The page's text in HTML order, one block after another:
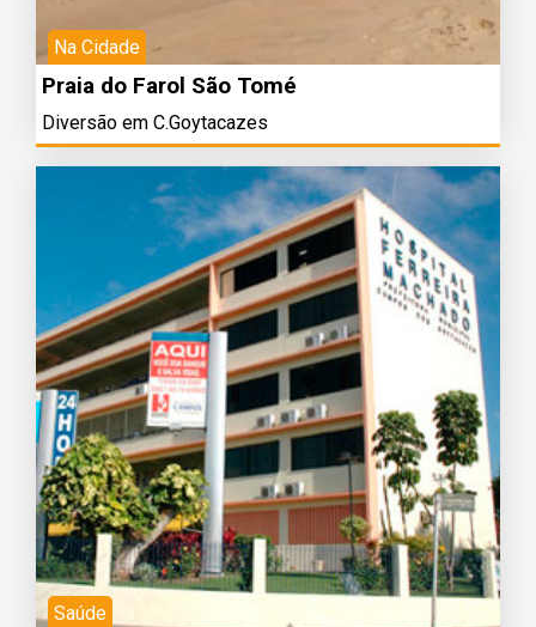
Na Cidade
Praia do Farol São Tomé
Diversão em C.Goytacazes
Saúde